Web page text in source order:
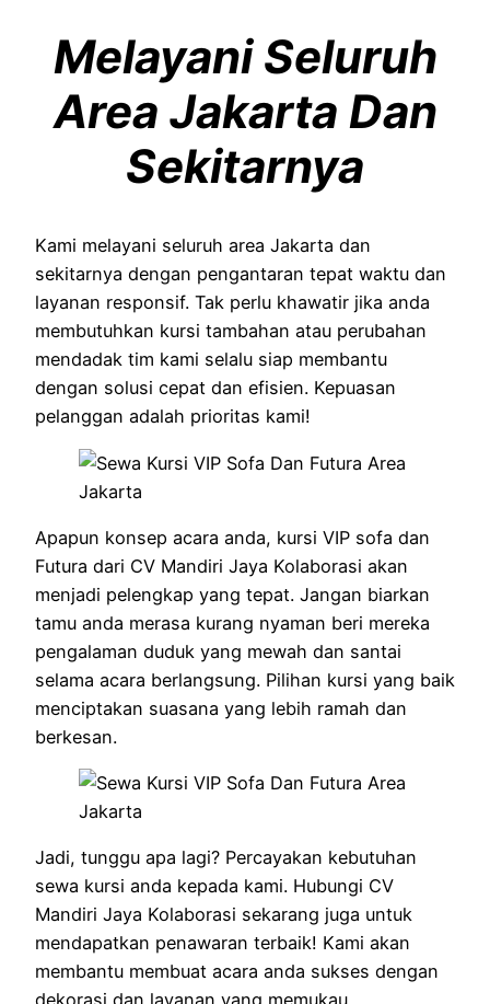
Melayani Seluruh
Area Jakarta Dan
Sekitarnya
Kami melayani seluruh area Jakarta dan
sekitarnya dengan pengantaran tepat waktu dan
layanan responsif. Tak perlu khawatir jika anda
membutuhkan kursi tambahan atau perubahan
mendadak tim kami selalu siap membantu
dengan solusi cepat dan efisien. Kepuasan
pelanggan adalah prioritas kami!
Apapun konsep acara anda, kursi VIP sofa dan
Futura dari CV Mandiri Jaya Kolaborasi akan
menjadi pelengkap yang tepat. Jangan biarkan
tamu anda merasa kurang nyaman beri mereka
pengalaman duduk yang mewah dan santai
selama acara berlangsung. Pilihan kursi yang baik
menciptakan suasana yang lebih ramah dan
berkesan.
Jadi, tunggu apa lagi? Percayakan kebutuhan
sewa kursi anda kepada kami. Hubungi CV
Mandiri Jaya Kolaborasi sekarang juga untuk
mendapatkan penawaran terbaik! Kami akan
membantu membuat acara anda sukses dengan